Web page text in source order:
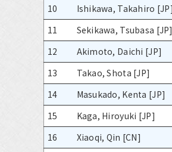
10
Ishikawa, Takahiro [JP]
11
Sekikawa, Tsubasa [JP]
12
Akimoto, Daichi [JP]
13
Takao, Shota [JP]
14
Masukado, Kenta [JP]
15
Kaga, Hiroyuki [JP]
16
Xiaoqi, Qin [CN]